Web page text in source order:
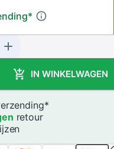
*
IN WINKELWAGEN
*
retour